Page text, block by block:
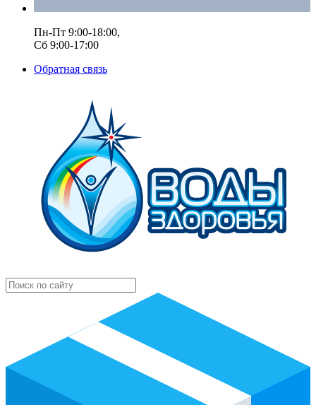
Пн-Пт 9:00-18:00,
Сб 9:00-17:00
Обратная связь